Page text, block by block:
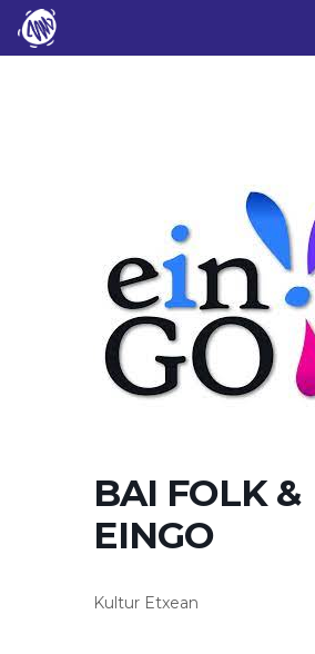
BAI FOLK &
EINGO
Kultur Etxean